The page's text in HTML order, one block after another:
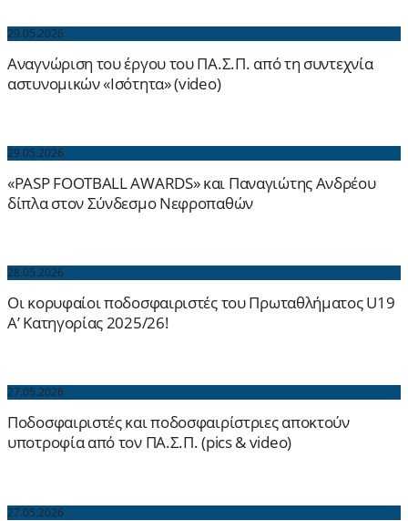
29.05.2026
Αναγνώριση του έργου του ΠΑ.Σ.Π. από τη συντεχνία
αστυνομικών «Ισότητα» (video)
29.05.2026
«PASP FOOTBALL AWARDS» και Παναγιώτης Ανδρέου
δίπλα στον Σύνδεσμο Νεφροπαθών
28.05.2026
Οι κορυφαίοι ποδοσφαιριστές του Πρωταθλήματος U19
Α’ Κατηγορίας 2025/26!
27.05.2026
Ποδοσφαιριστές και ποδοσφαιρίστριες αποκτούν
υποτροφία από τον ΠΑ.Σ.Π. (pics & video)
27.05.2026